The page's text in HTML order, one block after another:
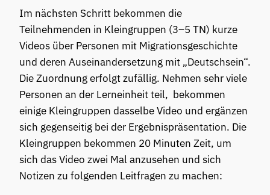
Im nächsten Schritt bekommen die
Teilnehmenden in Kleingruppen (3–5 TN) kurze
Videos über Personen mit Migrationsgeschichte
und deren Auseinandersetzung mit „Deutschsein“.
Die Zuordnung erfolgt zufällig. Nehmen sehr viele
Personen an der Lerneinheit teil, bekommen
einige Kleingruppen dasselbe Video und ergänzen
sich gegenseitig bei der Ergebnispräsentation. Die
Kleingruppen bekommen 20 Minuten Zeit, um
sich das Video zwei Mal anzusehen und sich
Notizen zu folgenden Leitfragen zu machen: